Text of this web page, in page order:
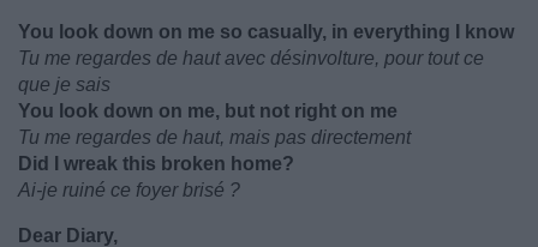
You look down on me so casually, in everything I know
Tu me regardes de haut avec désinvolture, pour tout ce
que je sais
You look down on me, but not right on me
Tu me regardes de haut, mais pas directement
Did I wreak this broken home?
Ai-je ruiné ce foyer brisé ?
Dear Diary,